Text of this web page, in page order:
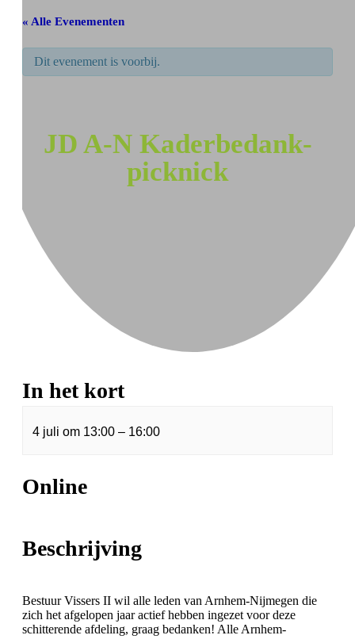
« Alle Evenementen
Dit evenement is voorbij.
JD A-N Kaderbedank-
picknick
In het kort
4 juli om 13:00 – 16:00
Online
Beschrijving
Bestuur Vissers II wil alle leden van Arnhem-Nijmegen die
zich het afgelopen jaar actief hebben ingezet voor deze
schitterende afdeling, graag bedanken! Alle Arnhem-